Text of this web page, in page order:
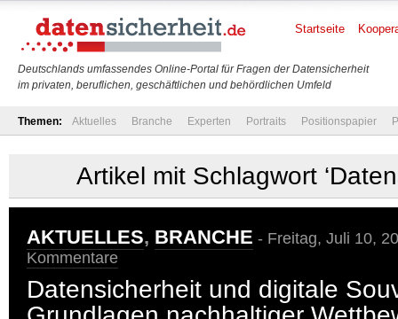
Deutschlands umfassendes Online-Portal für Fragen der Datensicherheit
im privaten, beruflichen, geschäftlichen und behördlichen Umfeld
Startseite
Themen: Aktuelles Branche Experten Portraits Positionspapier
Artikel mit Schlagwort
AKTUELLES, BRANCHE - Freitag, Juli 10,
Kommentare
Datensicherheit und digitale